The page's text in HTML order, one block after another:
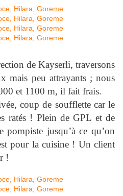
de Kayserli, traversons
mais peu attrayants ; nous
et 1100 m, il fait frais.
coup de soufflette car le
ratés ! Plein de GPL et de
jusqu’à ce qu’on
pour la cuisine ! Un client
!